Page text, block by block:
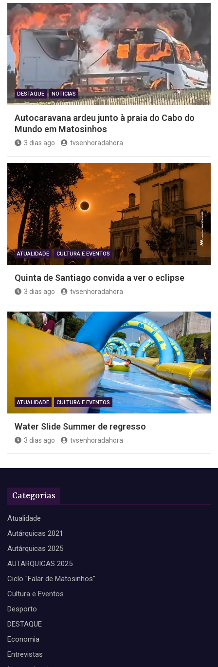
DESTAQUE NOTICIAS
Autocaravana ardeu junto à praia do Cabo do
Mundo em Matosinhos
3 dias ago tvsenhoradahora
ATUALIDADE CULTURA E EVENTOS
Quinta de Santiago convida a ver o eclipse
3 dias ago tvsenhoradahora
ATUALIDADE CULTURA E EVENTOS
Water Slide Summer de regresso
3 dias ago tvsenhoradahora
Categorias
Atualidade
Autárquicas 2021
Autárquicas 2025
AUTARQUICAS 2025
Ciclo "Falar de Matosinhos"
Cultura e Eventos
Desporto
DESTAQUE
Economia
Entrevistas